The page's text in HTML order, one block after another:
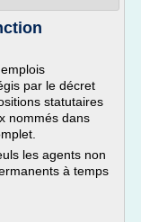
par le décret
statutaires
nommés dans
les agents non
à temps